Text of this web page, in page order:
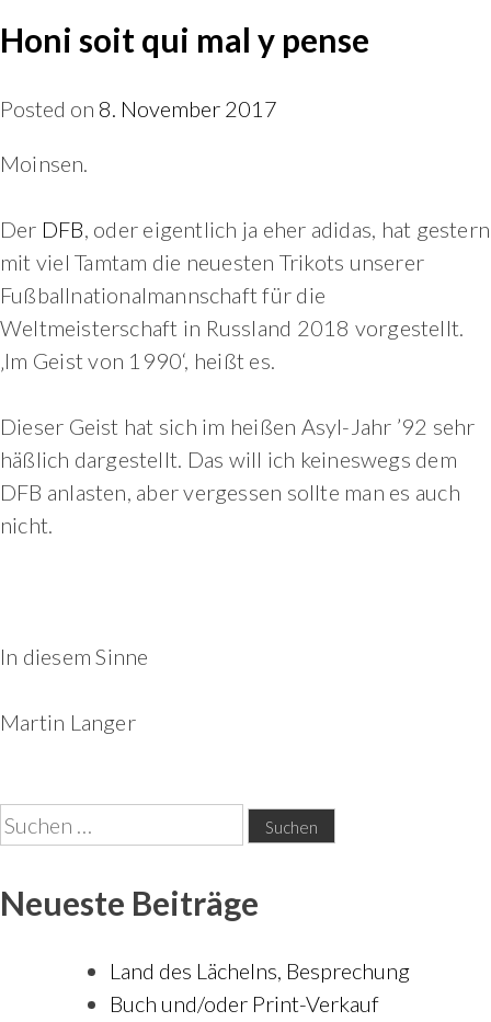
Honi soit qui mal y pense
Posted on 8. November 2017
Moinsen.
Der DFB , oder eigentlich ja eher adidas, hat gestern
mit viel Tamtam die neuesten Trikots unserer
Fußballnationalmannschaft für die
Weltmeisterschaft in Russland 2018 vorgestellt.
‚Im Geist von 1990‘, heißt es.
Dieser Geist hat sich im heißen Asyl-Jahr ’92 sehr
häßlich dargestellt. Das will ich keineswegs dem
DFB anlasten, aber vergessen sollte man es auch
nicht.
In diesem Sinne
Martin Langer
Suchen
nach:
Neueste Beiträge
Land des Lächelns, Besprechung
Buch und/oder Print-Verkauf